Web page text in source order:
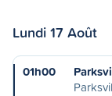
Lundi 17 Août
01h00